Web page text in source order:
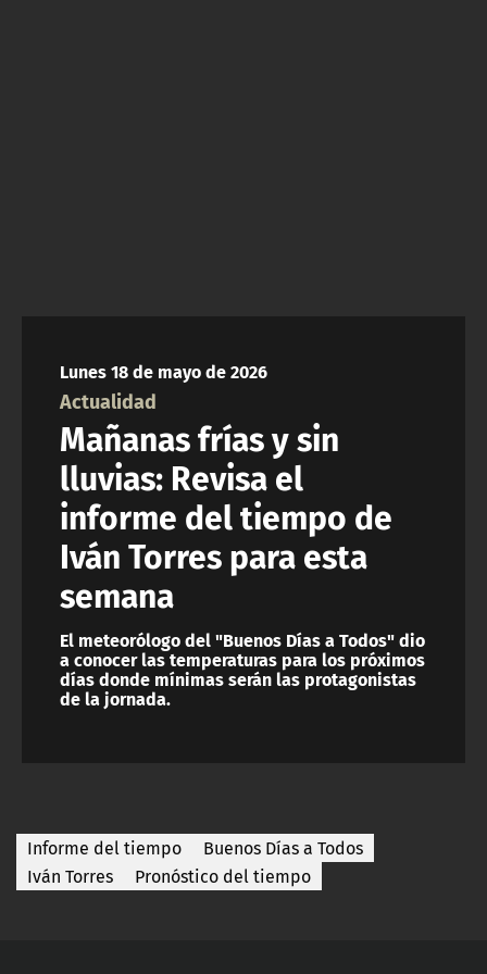
Lunes 18 de mayo de 2026
Actualidad
Mañanas frías y sin
lluvias: Revisa el
informe del tiempo de
Iván Torres para esta
semana
El meteorólogo del "Buenos Días a Todos" dio
a conocer las temperaturas para los próximos
días donde mínimas serán las protagonistas
de la jornada.
Informe del tiempo
Buenos Días a Todos
Iván Torres
Pronóstico del tiempo